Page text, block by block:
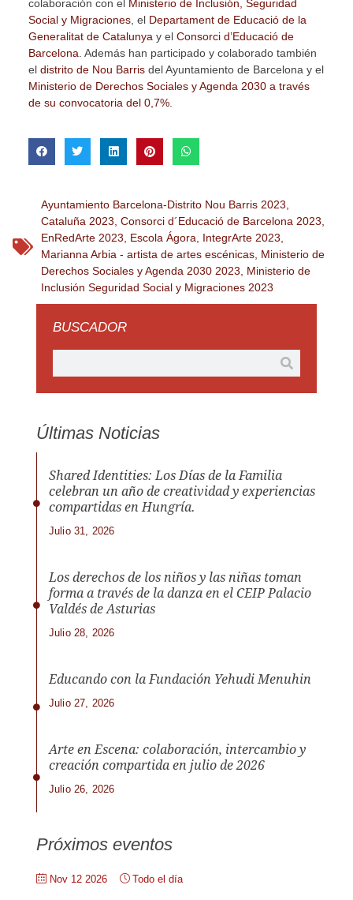
colaboración con el
Ministerio de Inclusión, Seguridad
Social y Migraciones, el Departament de Educació de la
Generalitat de Catalunya y el Consorci d’Educació de
Barcelona . Además han participado y colaborado también
el distrito de Nou Barrisdel Ayuntamiento de Barcelona y el
Ministerio de Derechos Sociales y Agenda 2030 a través
de su convocatoria del 0,7%.
Ayuntamiento Barcelona-Distrito Nou Barris 2023
Cataluña 2023 Consorci d´Educació de Barcelona 2023
EnRedArte 2023
Escola Ágora IntegrArte 2023
Marianna Arbia - artista de artes escénicas, Ministerio de
Derechos Sociales y Agenda 2030 2023
Ministerio de
Inclusión Seguridad Social y Migraciones 2023
BUSCADOR
Últimas Noticias
Shared Identities: Los Días de la Familia
celebran un año de creatividad y experiencias
compartidas en Hungría.
Julio 31, 2026
Los derechos de los niños y las niñas toman
forma a través de la danza en el CEIP Palacio
Valdés de Asturias
Julio 28, 2026
Educando con la Fundación Yehudi Menuhin
Julio 27, 2026
Arte en Escena: colaboración, intercambio y
creación compartida en julio de 2026
Julio 26, 2026
Próximos eventos
Nov 12 2026 Todo el día